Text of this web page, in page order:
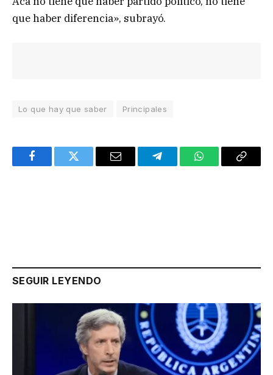
que haber diferencia», subrayó.
Lo que hay que saber Principales
FacebookTwitter Email TelegramWhatsAppCopy
SEGUIR LEYENDO